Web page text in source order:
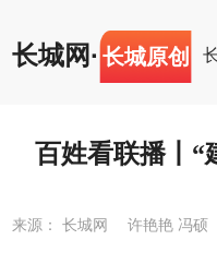
长城网· 长城原创
百姓看联播丨“
来源： 长城网 许艳艳 冯硕